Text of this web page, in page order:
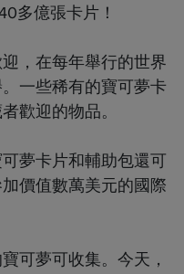
多億張卡片！
，在每年舉行的世界
一些稀有的寶可夢卡
歡迎的物品。
夢卡片和輔助包還可
價值數萬美元的國際
可夢可收集。今天，